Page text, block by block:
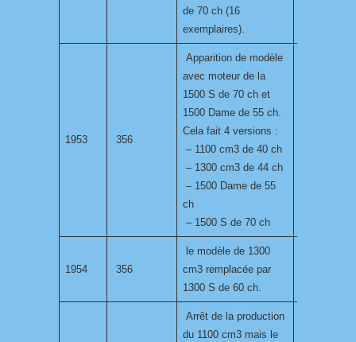
de 70 ch (16
exemplaires).
1953 356
Apparition de modèle
avec moteur de la
1500 S de 70 ch et
1500 Dame de 55 ch.
Cela fait 4 versions :
– 1100 cm3 de 40 ch
– 1300 cm3 de 44 ch
– 1500 Dame de 55
ch
– 1500 S de 70 ch
1954 356
le modèle de 1300
cm3 remplacée par
1300 S de 60 ch.
Arrêt de la production
du 1100 cm3 mais le